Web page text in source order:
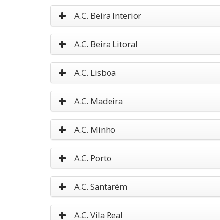
A.C. Beira Interior
A.C. Beira Litoral
A.C. Lisboa
A.C. Madeira
A.C. Minho
A.C. Porto
A.C. Santarém
A.C. Vila Real